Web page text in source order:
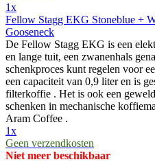
1x
Fellow Stagg EKG Stoneblue +
Gooseneck
De Fellow Stagg EKG is een
en lange tuit, een zwanenhals
schenkproces kunt regelen voor
een capaciteit van 0,9 liter en is
filterkoffie . Het is ook een
schenken in mechanische
Aram Coffee .
1x
Geen verzendkosten
Niet meer beschikbaar